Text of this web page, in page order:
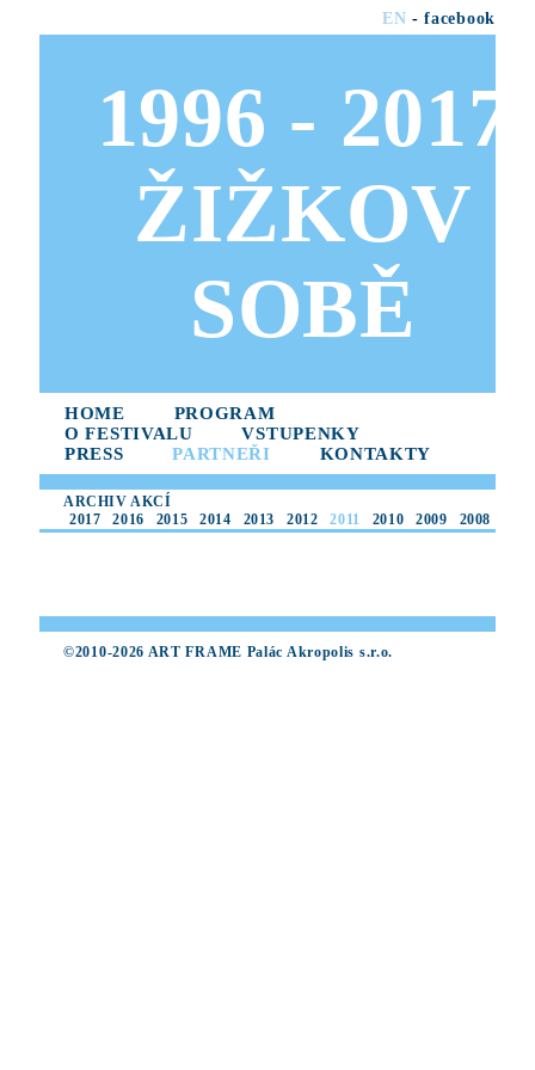
EN -facebook
1996 - 2017
ŽIŽKOV
SOBĚ
HOME
PROGRAM
O FESTIVALU
VSTUPENKY
PRESS
PARTNEŘI KONTAKTY
ARCHIV AKCÍ
2017
2016 2015 2014 2013 2012 2011 2010 2009 2008
©2010-2026 ART FRAME Palác Akropolis s.r.o.